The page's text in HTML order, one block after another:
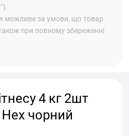
можливе за умови, що товар
при повному збереженні
4 кг 2шт
чорний